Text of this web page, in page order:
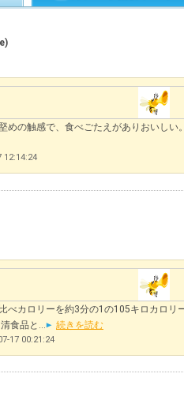
めの触感で、食べごたえがありおいし
12:14:24
べカロリーを約3分の1の105キロカロリ
食品と...
続きを読む
17 00:21:24